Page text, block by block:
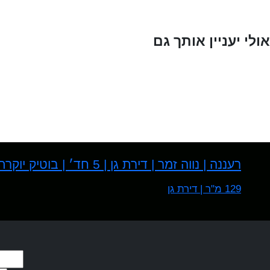
אולי יעניין אותך גם
רעננה | נווה זמר | דירת גן | 5 חד׳ | בוטיק יוקרתי
129 מ"ר | דירת גן